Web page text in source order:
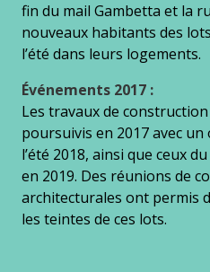
fin du mail Gambetta et la
nouveaux habitants des
l’été dans leurs logements.
Événements 2017 :
Les travaux de
poursuivis en 2017 avec
l’été 2018, ainsi que ceux
en 2019. Des réunions de
architecturales ont permis
les teintes de ces lots.